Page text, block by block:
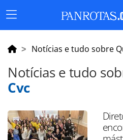
Menu
Principal
Notícias e tudo sobre
Notícias e tudo
Cvc